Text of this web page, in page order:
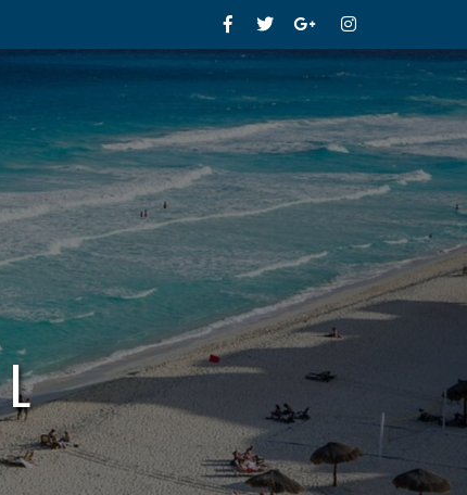
FacebookTwitterGoogle+Instagram